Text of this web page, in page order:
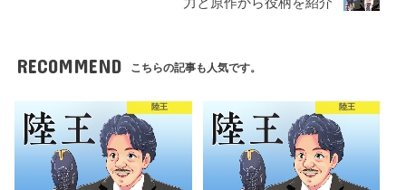
力と原作から役柄を紹介
RECOMMEND こちらの記事も人気です。
陸王 陸王